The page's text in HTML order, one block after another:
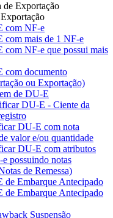
de Exportação
com NF-e
com mais de 1 NF-e
com NF-e que possui mais
com documento
ou Exportação)
de DU-E
DU-E - Ciente da
DU-E com nota
valor e/ou quantidade
DU-E com atributos
possuindo notas
de Remessa)
de Embarque Antecipado
de Embarque Antecipado
Suspensão